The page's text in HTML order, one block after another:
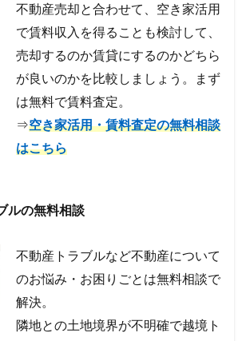
不動産売却と合わせて、空き家活用
で賃料収入を得ることも検討して、
売却するのか賃貸にするのかどちら
が良いのかを比較しましょう。まず
は無料で賃料査定。
⇒空き家活用・賃料査定の無料相談
はこちら
ルの無料相談
不動産トラブルなど不動産について
のお悩み・お困りごとは無料相談で
解決。
隣地との土地境界が不明確で越境ト